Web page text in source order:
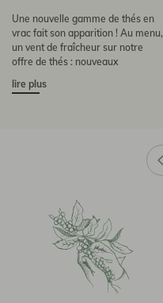
Une nouvelle gamme de thés en
vrac fait son apparition ! Au menu,
un vent de fraîcheur sur notre
offre de thés : nouveaux
nouvelle coopérative partenaire.
lire plus